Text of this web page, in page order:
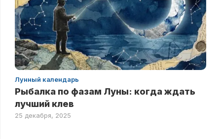
Лунный календарь
Рыбалка по фазам Луны: когда ждать
лучший клев
25 декабря, 2025